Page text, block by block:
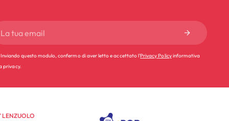
Inviando questo modulo, confermo di aver letto e accettato l'Privacy Policyinformativa
privacy.
LENZUOLO